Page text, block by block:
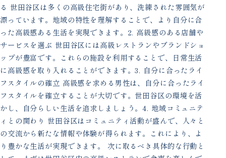
る 世田谷区は多くの高級住宅街があり、洗練された雰囲気が
漂っています。地域の特性を理解することで、より自分に合
った高級感ある生活を実現できます。2. 高級感のある店舗や
サービスを選ぶ 世田谷区には高級レストランやブランドショ
ップが豊富です。これらの施設を利用することで、日常生活
に高級感を取り入れることができます。3. 自分に合ったライ
フスタイルの確立 高級感を求める男性は、自分に合ったライ
フスタイルを確立することが大切です。世田谷区の環境を活
かし、自分らしい生活を追求しましょう。4. 地域コミュニテ
ィとの関わり 世田谷区はコミュニティ活動が盛んで、人々と
の交流から新たな情報や体験が得られます。これにより、よ
り豊かな生活が実現できます。 次に取るべき具体的な行動と